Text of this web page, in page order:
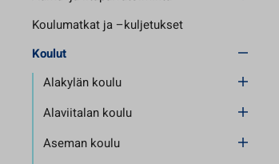
Koulumatkat ja –kuljetukset
Koulut
Alakylän koulu
Alaviitalan koulu
Aseman koulu